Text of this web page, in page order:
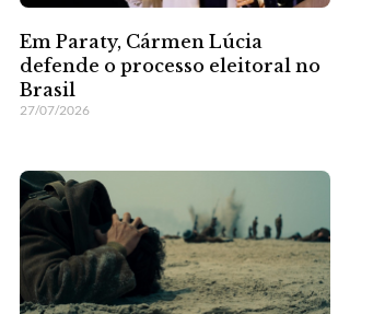
Em Paraty, Cármen Lúcia
defende o processo eleitoral no
Brasil
27/07/2026